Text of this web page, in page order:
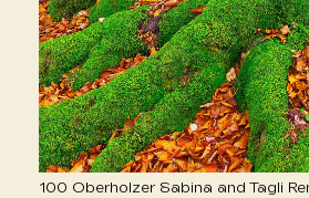
100 Oberholzer Sabina and Tagli